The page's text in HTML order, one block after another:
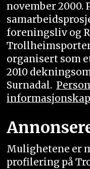
november 2000.
foreningsliv og
Trollheimsporten
organisert som
2010
Surnadal.
Mulighetene er
profilering på